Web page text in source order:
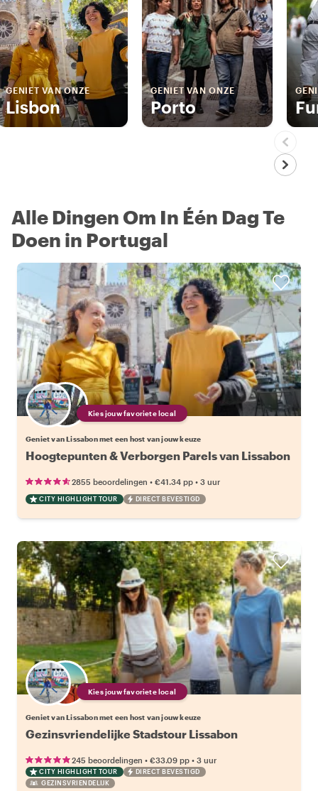
GENIET VAN ONZE
Lisbon
GENIET VAN ONZE
Porto
Alle Dingen Om In Één Dag Te
Doen in Portugal
Kies jouw favoriete local
Geniet van Lissabon met een host van jouw keuze
Hoogtepunten & Verborgen Parels van Lissabon
2855 beoordelingen • €41.34 pp • 3 uur
CITY HIGHLIGHT TOUR DIRECT BEVESTIGD
Kies jouw favoriete local
Geniet van Lissabon met een host van jouw keuze
Gezinsvriendelijke Stadstour Lissabon
245 beoordelingen • €33.09 pp • 3 uur
CITY HIGHLIGHT TOUR
DIRECT BEVESTIGD
GEZINSVRIENDELIJK